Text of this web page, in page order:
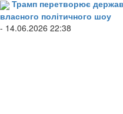
Трамп перетворює
власного політичного шоу
- 14.06.2026 22:38